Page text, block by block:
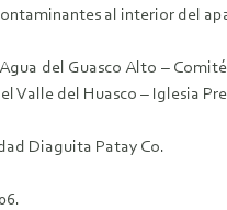
al interior del
del Guasco Alto –
Valle del Huasco – Iglesia
Diaguita Patay Co.